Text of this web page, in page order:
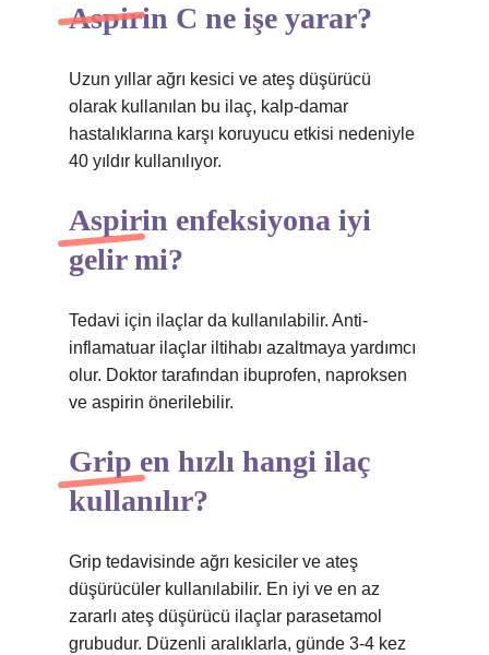
Aspirin C ne işe yarar?
Uzun yıllar ağrı kesici ve ateş düşürücü
olarak kullanılan bu ilaç, kalp-damar
hastalıklarına karşı koruyucu etkisi nedeniyle
40 yıldır kullanılıyor.
Aspirin enfeksiyona iyi
gelir mi?
Tedavi için ilaçlar da kullanılabilir. Anti-
inflamatuar ilaçlar iltihabı azaltmaya yardımcı
olur. Doktor tarafından ibuprofen, naproksen
ve aspirin önerilebilir.
Grip en hızlı hangi ilaç
kullanılır?
Grip tedavisinde ağrı kesiciler ve ateş
düşürücüler kullanılabilir. En iyi ve en az
zararlı ateş düşürücü ilaçlar parasetamol
grubudur. Düzenli aralıklarla, günde 3-4 kez